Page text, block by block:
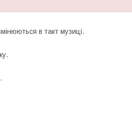
в такт музиці.